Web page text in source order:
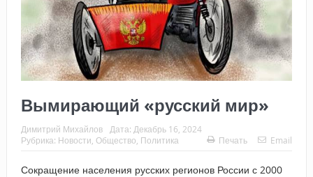
Вымирающий «русский мир»
Димитрий Михайлов Дата: Декабрь 16, 2024
Рубрика: Новости Общество Политика Печать Email
Сокращение населения русских регионов России с 2000